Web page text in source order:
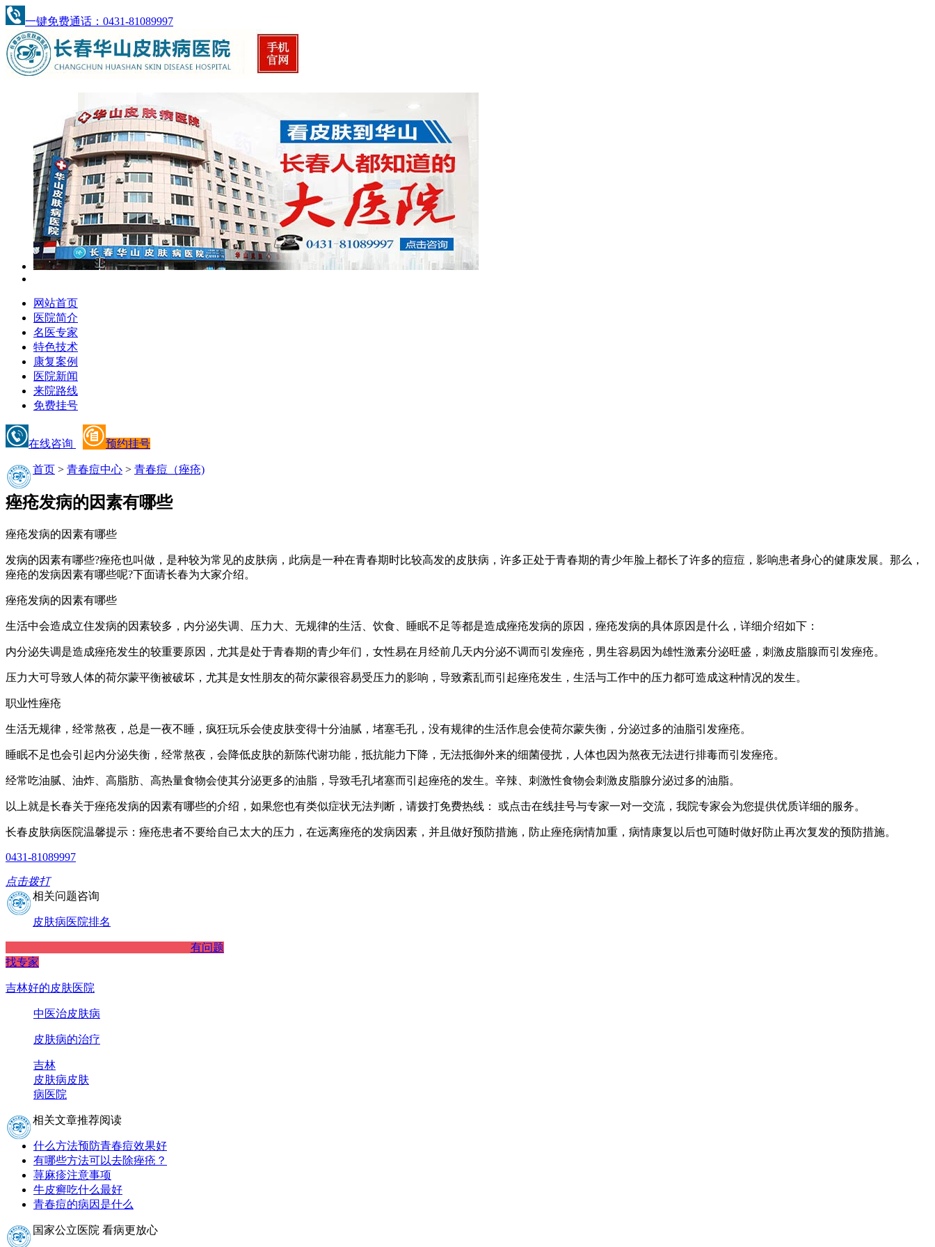
一键免费通话：0431-81089997
网站首页
医院简介
名医专家
特色技术
康复案例
医院新闻
来院路线
免费挂号
在线咨询 预约挂号
首页 > 青春痘中心 > 青春痘（痤疮)
痤疮发病的因素有哪些
痤疮发病的因素有哪些
发病的因素有哪些?痤疮也叫做，是种较为常见的皮肤病，此病是一种在青春期时比较高发的皮肤病，许多正处于青春期的青少年脸上都长了许多的痘痘，影响患者身心的健康发展。那么，
痤疮的发病因素有哪些呢?下面请长春为大家介绍。
痤疮发病的因素有哪些
生活中会造成立住发病的因素较多，内分泌失调、压力大、无规律的生活、饮食、睡眠不足等都是造成痤疮发病的原因，痤疮发病的具体原因是什么，详细介绍如下：
内分泌失调是造成痤疮发生的较重要原因，尤其是处于青春期的青少年们，女性易在月经前几天内分泌不调而引发痤疮，男生容易因为雄性激素分泌旺盛，刺激皮脂腺而引发痤疮。
压力大可导致人体的荷尔蒙平衡被破坏，尤其是女性朋友的荷尔蒙很容易受压力的影响，导致紊乱而引起痤疮发生，生活与工作中的压力都可造成这种情况的发生。
职业性痤疮
生活无规律，经常熬夜，总是一夜不睡，疯狂玩乐会使皮肤变得十分油腻，堵塞毛孔，没有规律的生活作息会使荷尔蒙失衡，分泌过多的油脂引发痤疮。
睡眠不足也会引起内分泌失衡，经常熬夜，会降低皮肤的新陈代谢功能，抵抗能力下降，无法抵御外来的细菌侵扰，人体也因为熬夜无法进行排毒而引发痤疮。
经常吃油腻、油炸、高脂肪、高热量食物会使其分泌更多的油脂，导致毛孔堵塞而引起痤疮的发生。辛辣、刺激性食物会刺激皮脂腺分泌过多的油脂。
以上就是长春关于痤疮发病的因素有哪些的介绍，如果您也有类似症状无法判断，请拨打免费热线： 或点击在线挂号与专家一对一交流，我院专家会为您提供优质详细的服务。
长春皮肤病医院温馨提示：痤疮患者不要给自己太大的压力，在远离痤疮的发病因素，并且做好预防措施，防止痤疮病情加重，病情康复以后也可随时做好防止再次复发的预防措施。
0431-81089997
点击拨打
相关问题咨询
皮肤病医院排名
有问题
找专家
吉林好的皮肤医院
中医治皮肤病
皮肤病的治疗
吉林
皮肤病皮肤
病医院
相关文章推荐阅读
什么方法预防青春痘效果好
有哪些方法可以去除痤疮？
荨麻疹注意事项
牛皮癣吃什么最好
青春痘的病因是什么
国家公立医院 看病更放心